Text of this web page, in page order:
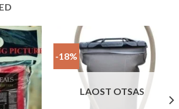
-18%
LAOST OTSAS